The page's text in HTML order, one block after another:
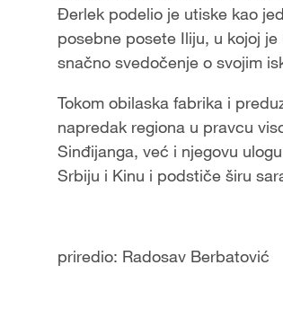
Đerlek podelio je utiske kao
posebne posete Iliju, u kojoj
snačno svedočenje o svojim
Tokom obilaska fabrika i
napredak regiona u pravcu
Sinđijanga, već i njegovu
Srbiju i Kinu i podstiče širu
priredio: Radosav Berbatović